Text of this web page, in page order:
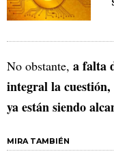
No obstante, a falta
integral la cuestión,
ya están siendo
MIRA TAMBIÉN